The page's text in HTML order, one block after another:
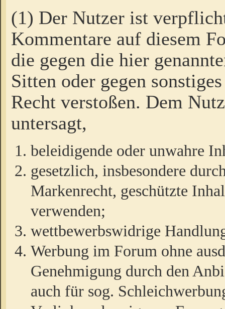
(1) Der Nutzer ist
Kommentare auf diesem
die gegen die hier
Sitten oder gegen
Recht verstoßen. Dem
untersagt,
beleidigende oder unwahre
gesetzlich, insbesondere
Markenrecht, geschützte
verwenden;
wettbewerbswidrige
Werbung im Forum ohne
Genehmigung durch den
auch für sog.